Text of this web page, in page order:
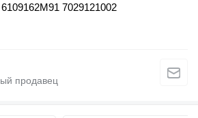
6109162M91 7029121002